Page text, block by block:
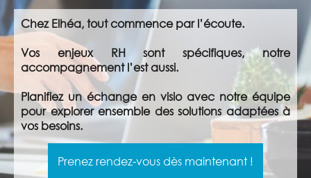
Chez Elhéa, tout commence par l’écoute.
Vos enjeux RH sont spécifiques, notre
accompagnement l’est aussi.
Planifiez un échange en visio avec notre équipe
pour explorer ensemble des solutions adaptées à
vos besoins.
Prenez rendez-vous dès maintenant !